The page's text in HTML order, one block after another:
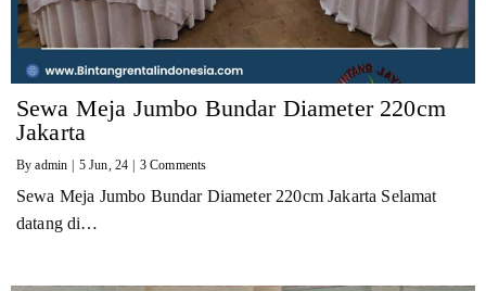
Sewa Meja Jumbo Bundar Diameter 220cm
Jakarta
Byadmin | 5 Jun, 24 | 3 Comments
Sewa Meja Jumbo Bundar Diameter 220cm Jakarta Selamat
datang di…